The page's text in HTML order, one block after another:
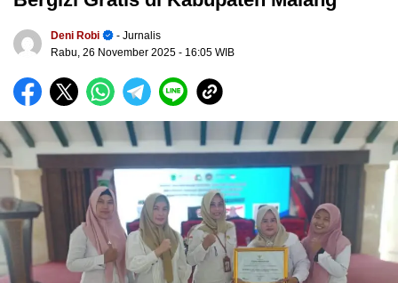
Deni Robi
- Jurnalis
Rabu, 26 November 2025 - 16:05 WIB